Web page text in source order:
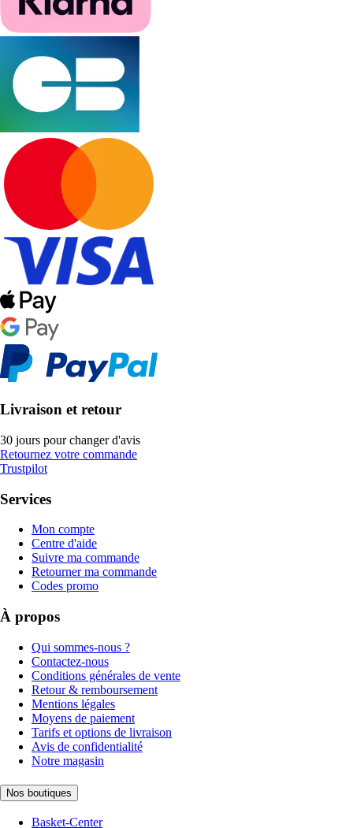
Livraison et retour
30 jours pour changer d'avis
Retournez votre commande
Trustpilot
Services
Mon compte
Centre d'aide
Suivre ma commande
Retourner ma commande
Codes promo
À propos
Qui sommes-nous ?
Contactez-nous
Conditions générales de vente
Retour & remboursement
Mentions légales
Moyens de paiement
Tarifs et options de livraison
Avis de confidentialité
Notre magasin
Nos boutiques
Basket-Center